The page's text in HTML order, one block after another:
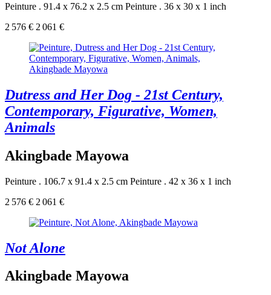
Peinture . 91.4 x 76.2 x 2.5 cm Peinture . 36 x 30 x 1 inch
2 576 € 2 061 €
Dutress and Her Dog - 21st Century,
Contemporary, Figurative, Women,
Animals
Akingbade Mayowa
Peinture . 106.7 x 91.4 x 2.5 cm Peinture . 42 x 36 x 1 inch
2 576 € 2 061 €
Not Alone
Akingbade Mayowa